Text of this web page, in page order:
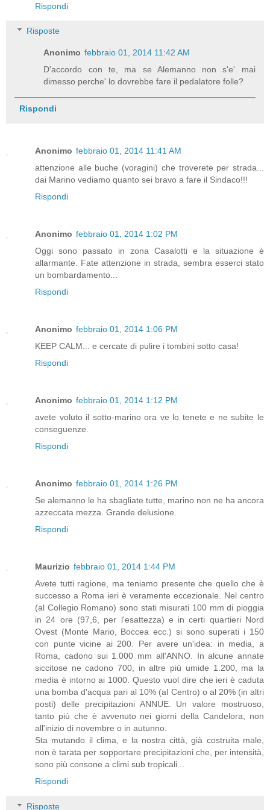
Rispondi
Risposte
Anonimo febbraio 01, 2014 11:42 AM
D'accordo con te, ma se Alemanno non s'e' mai
dimesso perche' lo dovrebbe fare il pedalatore folle?
Rispondi
Anonimo febbraio 01, 2014 11:41 AM
attenzione alle buche (voragini) che troverete per strada...
dai Marino vediamo quanto sei bravo a fare il Sindaco!!!
Rispondi
Anonimo febbraio 01, 2014 1:02 PM
Oggi sono passato in zona Casalotti e la situazione è
allarmante. Fate attenzione in strada, sembra esserci stato
un bombardamento...
Rispondi
Anonimo febbraio 01, 2014 1:06 PM
KEEP CALM... e cercate di pulire i tombini sotto casa!
Rispondi
Anonimo febbraio 01, 2014 1:12 PM
avete voluto il sotto-marino ora ve lo tenete e ne subite le
conseguenze.
Rispondi
Anonimo febbraio 01, 2014 1:26 PM
Se alemanno le ha sbagliate tutte, marino non ne ha ancora
azzeccata mezza. Grande delusione.
Rispondi
Maurizio febbraio 01, 2014 1:44 PM
Avete tutti ragione, ma teniamo presente che quello che è
successo a Roma ieri è veramente eccezionale. Nel centro
(al Collegio Romano) sono stati misurati 100 mm di pioggia
in 24 ore (97,6, per l'esattezza) e in certi quartieri Nord
Ovest (Monte Mario, Boccea ecc.) si sono superati i 150
con punte vicine ai 200. Per avere un'idea: in media, a
Roma, cadono sui 1.000 mm all'ANNO. In alcune annate
siccitose ne cadono 700, in altre più umide 1.200, ma la
media è intorno ai 1000. Questo vuol dire che ieri è caduta
una bomba d'acqua pari al 10% (al Centro) o al 20% (in altri
posti) delle precipitazioni ANNUE. Un valore mostruoso,
tanto più che è avvenuto nei giorni della Candelora, non
all'inizio di novembre o in autunno.
Sta mutando il clima, e la nostra città, già costruita male,
non è tarata per sopportare precipitazioni che, per intensità,
sono più consone a climi sub tropicali...
Rispondi
Risposte